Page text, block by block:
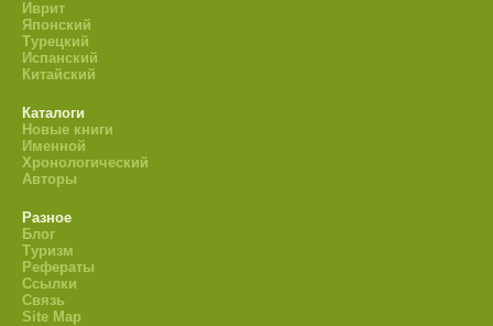
Иврит
Японский
Турецкий
Испанский
Китайский
Каталоги
Новые книги
Именной
Хронологический
Авторы
Разное
Блог
Туризм
Рефераты
Ссылки
Связь
Site Map